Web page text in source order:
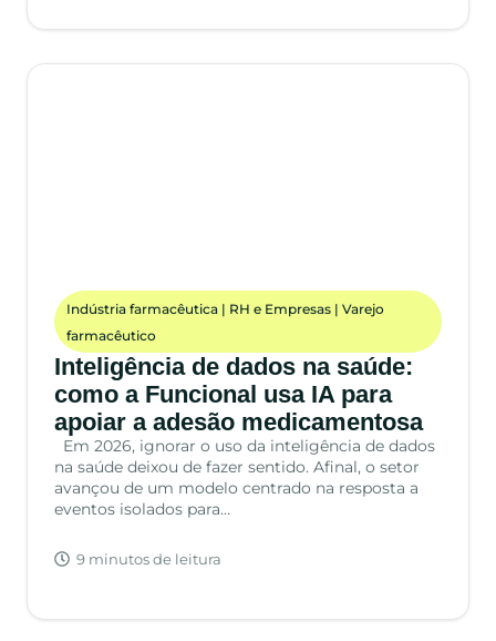
Indústria farmacêutica | RH e Empresas |Varejo
farmacêutico
Inteligência de dados na saúde:
como a Funcional usa IA para
apoiar a adesão medicamentosa
Em 2026, ignorar o uso da inteligência de dados
na saúde deixou de fazer sentido. Afinal, o setor
avançou de um modelo centrado na resposta a
eventos isolados para…
9 minutos de leitura